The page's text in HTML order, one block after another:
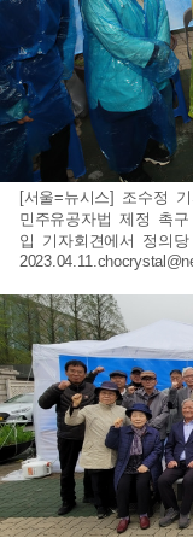
[서울=뉴시스] 조수정
민주유공자법 제정 촉
입 기자회견에서 정의